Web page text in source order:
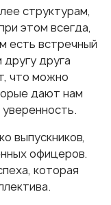
структурам,
этом всегда,
есть встречный
друга
что можно
дают нам
выпускников,
офицеров.
которая